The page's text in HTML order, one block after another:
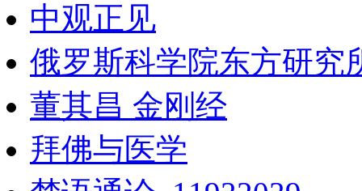
中观正见
俄罗斯科学院东方研
董其昌 金刚经
拜佛与医学